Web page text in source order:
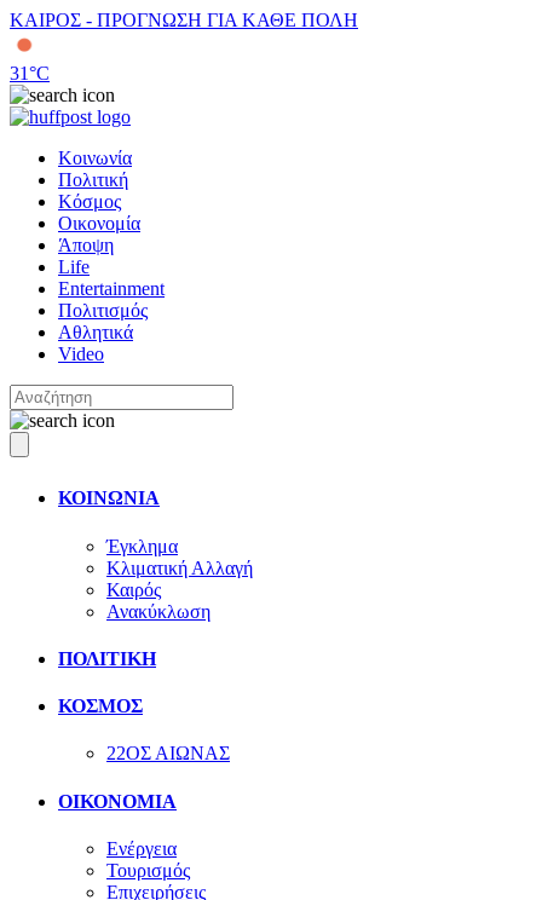
ΚΑΙΡΟΣ - ΠΡΟΓΝΩΣΗ ΓΙΑ ΚΑΘΕ ΠΟΛΗ
31°C
Κοινωνία
Πολιτική
Κόσμος
Οικονομία
Άποψη
Life
Entertainment
Πολιτισμός
Αθλητικά
Video
ΚΟΙΝΩΝΙΑ
Έγκλημα
Κλιματική Αλλαγή
Καιρός
Ανακύκλωση
ΠΟΛΙΤΙΚΗ
ΚΟΣΜΟΣ
22ΟΣ ΑΙΩΝΑΣ
ΟΙΚΟΝΟΜΙΑ
Ενέργεια
Τουρισμός
Επιχειρήσεις